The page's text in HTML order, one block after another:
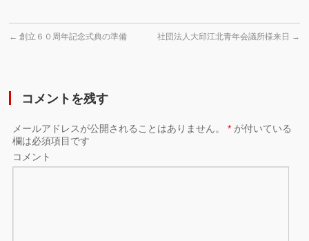
← 創立６０周年記念式典の準備 社団法人大邱江北青年会議所様来日 →
コメントを残す
メールアドレスが公開されることはありません。 * が付いている
欄は必須項目です
コメント